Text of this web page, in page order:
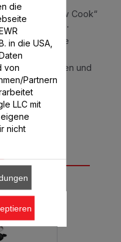
„Slow Cook“
95°C einstellen.
durch die
ruhen lassen und
Sie
die
in die USA,
von
Partnern
LLC mit
nicht